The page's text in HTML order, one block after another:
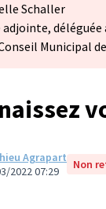
Schaller
adjointe,
Municipal
Agrapart
2022 07:29
Non